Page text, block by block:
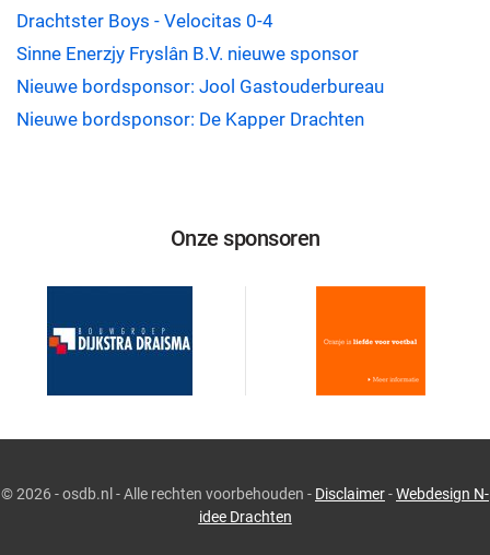
Drachtster Boys - Velocitas 0-4
Sinne Enerzjy Fryslân B.V. nieuwe sponsor
Nieuwe bordsponsor: Jool Gastouderbureau
Nieuwe bordsponsor: De Kapper Drachten
Onze sponsoren
©2026 - osdb.nl - Alle rechten voorbehouden - Disclaimer-Webdesign N-
idee Drachten